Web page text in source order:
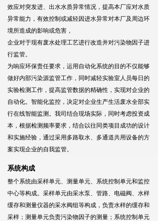
效应对突发进、出水水质异常情况，提高本厂应对水质
异常能力，有效控制或减轻因进水异常对本厂及周边环
境所造成的影响或危害，
企业对于现有废水处理工艺进行改造并对污染物因子进
行监管。
为响应环保责任要求，运用自动化系统的目的不仅能够
做好内部污染源监管工作，同时减轻实验室人员每日的
实验检测工作，提高监管数据的精确性，实现对企业的
自动化。智能化监控，决定对企业生产生活废水全部实
行在线智能监测。我司结合现场实际，同时考虑投资成
本，根据检测频率要求，结合以往同类项目成功的设计
和实施经验，通过采用多路取水、多通道共用设备的方
案实现企业的自我监管。
系统构成
整个系统由采样单元、测量单元、系统控制单元和监控
中心等构成。采样单元由采水泵、管路、电磁阀、水样
缓存和测量仪器的采水阀组等构成，负责水样的缓存和
采样；测量单元负责污染物因子的测量；系统控制单元